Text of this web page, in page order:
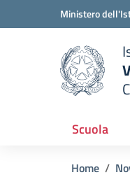
Vai ai contenuti
Vai al menu di navigazione
Ministero
scuola
Scuola
Home